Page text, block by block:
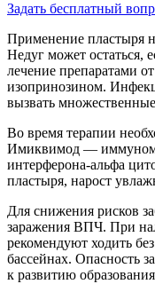
Задать бесплатный
Применение пластыря
Недуг может остаться,
лечение препаратами
изопринозином.
вызвать
Во время терапии
Имиквимод —
интерферона-альфа
пластыря, нарост
Для снижения рисков
заражения ВПЧ. При
рекомендуют ходить
бассейнах. Опасность
к развитию